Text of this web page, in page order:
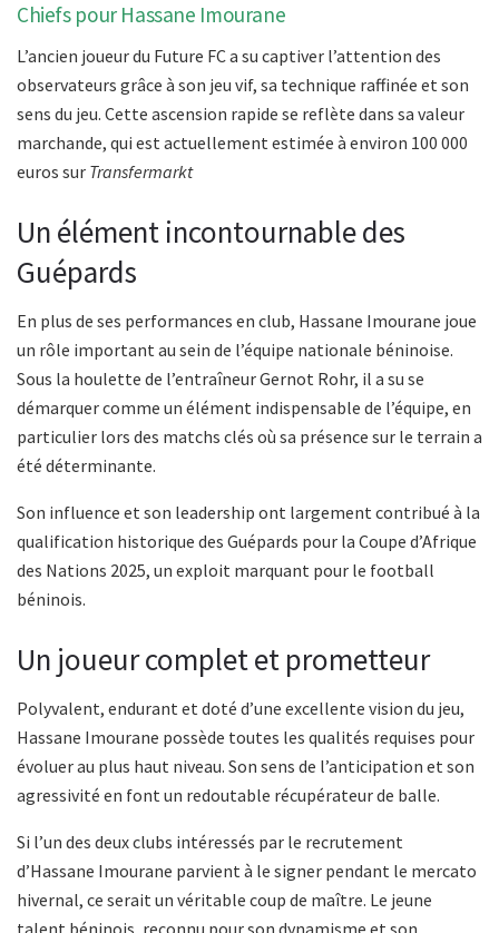
Chiefs pour Hassane Imourane
L’ancien joueur du Future FC a su captiver l’attention des
observateurs grâce à son jeu vif, sa technique raffinée et son
sens du jeu. Cette ascension rapide se reflète dans sa valeur
marchande, qui est actuellement estimée à environ 100 000
euros sur Transfermarkt
Un élément incontournable des
Guépards
En plus de ses performances en club, Hassane Imourane joue
un rôle important au sein de l’équipe nationale béninoise.
Sous la houlette de l’entraîneur Gernot Rohr, il a su se
démarquer comme un élément indispensable de l’équipe, en
particulier lors des matchs clés où sa présence sur le terrain a
été déterminante.
Son influence et son leadership ont largement contribué à la
qualification historique des Guépards pour la Coupe d’Afrique
des Nations 2025, un exploit marquant pour le football
béninois.
Un joueur complet et prometteur
Polyvalent, endurant et doté d’une excellente vision du jeu,
Hassane Imourane possède toutes les qualités requises pour
évoluer au plus haut niveau. Son sens de l’anticipation et son
agressivité en font un redoutable récupérateur de balle.
Si l’un des deux clubs intéressés par le recrutement
d’Hassane Imourane parvient à le signer pendant le mercato
hivernal, ce serait un véritable coup de maître. Le jeune